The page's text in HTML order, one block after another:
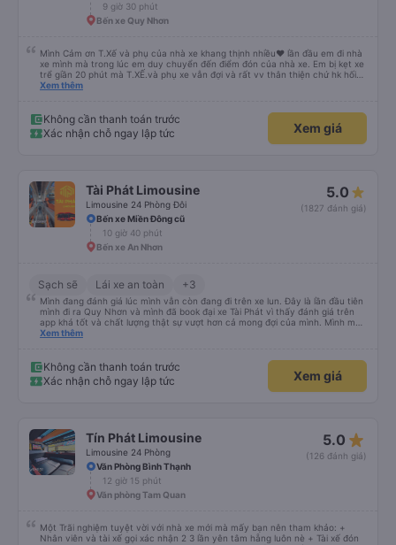
9 giờ 30 phút
Bến xe Quy Nhơn
Mình Cảm ơn T.Xế và phụ của nhà xe khang thịnh nhiều❤️ lần đầu em đi nhà
xe mình mà trong lúc em duy chuyển đến điểm đón của nhà xe. Em bị kẹt xe
trể giần 20 phút mà T.XẾ.và phụ xe vẫn đợi và rất vv thân thiện chứ hk hối
mình như những nhà xe khác. Xe mình đi là loại xe 24p đôi . xe có rèm kéo
.và 1 trạm. Dùng cho mn ăn ún. Dù 2 trạm dùng ở cây xăng để xe nộp nhiên
liệu và cho mn đi wc nhưng nhà wc của cây xăng nhà xe này dùng rất chi là
sạch sẽ. Hk có mùi khó chiệu như những trạm khác. Mà hình như nhà xe này
phát triển mạnh hơn🥰
Xem thêm
Không cần thanh toán trước
Xác nhận chỗ ngay lập tức
Xem giá
Tài Phát Limousine
Limousine 24 Phòng Đôi
5.0
(1827 đánh giá)
Bến xe Miền Đông cũ
10 giờ 40 phút
Bến xe An Nhơn
Sạch sẽ Lái xe an toàn +3
Mình đang đánh giá lúc mình vẫn còn đang đi trên xe lun. Đây là lần đầu tiên
mình đi ra Quy Nhơn và mình đã book đại xe Tài Phát vì thấy đánh giá trên
app khá tốt và chất lượng thật sự vượt hơn cả mong đợi của mình. Mình mua
giường đôi và vừa đủ cho 2 người. Nhân viên của nhà xe phải nói là siêu nhiệt
trung chuyển và lên xe lớn thì luôn hỗ trợ xách vali giùm tụi mình. Trên xe thì
có cả bánh và sữa miễn phí cho khách còn chuẩn bị cả thuốc say xe, dép,
mền, gối và đặc biệt là có gối ôm. Nchung là phải chấm nhà xe 10 sao mới
Xem thêm
Không cần thanh toán trước
Xác nhận chỗ ngay lập tức
Xem giá
Tín Phát Limousine
Limousine 24 Phòng
5.0 star_rate
(126 đánh giá)
Văn Phòng Bình Thạnh
12 giờ 15 phút
Văn phòng Tam Quan
Một Trãi nghiệm tuyệt vời với nhà xe mới mà mấy bạn nên tham khảo: +
Nhân viên và tài xế gọi xác nhận 2 3 lần yên tâm hẵng luôn nè + Tài xế đón